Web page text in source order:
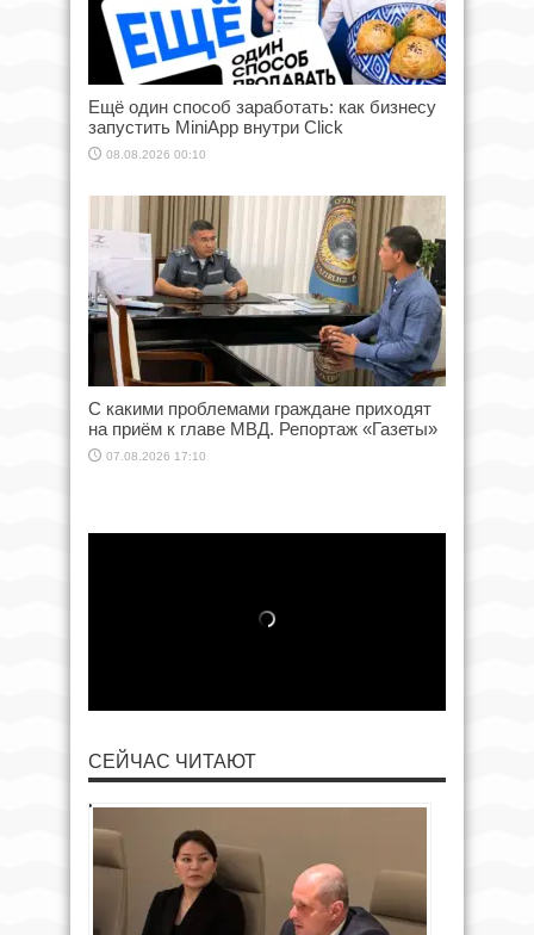
Ещё один способ заработать: как бизнесу
запустить MiniApp внутри Click
08.08.2026 00:10
С какими проблемами граждане приходят
на приём к главе МВД. Репортаж «Газеты»
07.08.2026 17:10
СЕЙЧАС ЧИТАЮТ